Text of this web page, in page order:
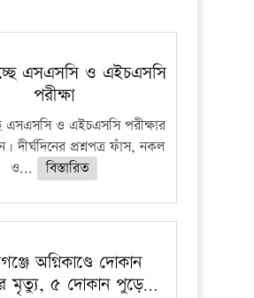
এসএসসি ও এইচএসসি
পরীক্ষা
এসএসসি ও এইচএসসি পরীক্ষার
দীর্ঘদিনের প্রশ্নপত্র ফাঁস, নকল
ও...
বিস্তারিত
অগ্নিকাণ্ডে দোকান
মৃত্যু, ৫ দোকান পুড়ে…